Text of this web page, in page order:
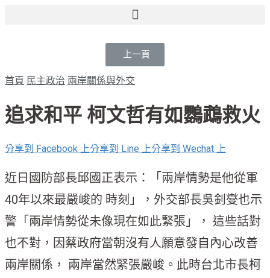
上一頁
首頁 民主政治 兩岸關係與外交
追求和平 柯文哲有如鸚鵡救火
分享到 Facebook 上分享到 Line 上分享到 Wechat 上
近日國防部長邱國正表示：「兩岸情勢是他從軍
40年以來最嚴峻的 時刻」，外交部長吳釗燮也示
警「兩岸情勢從未像現在如此緊張」， 這些話對
也不對，因蔡政府當朝沒有人願意發自內心改善
兩岸關係， 兩岸當然緊張嚴峻。此時台北市長柯